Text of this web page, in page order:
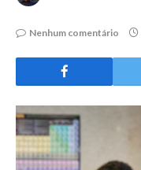
Nenhum comentário